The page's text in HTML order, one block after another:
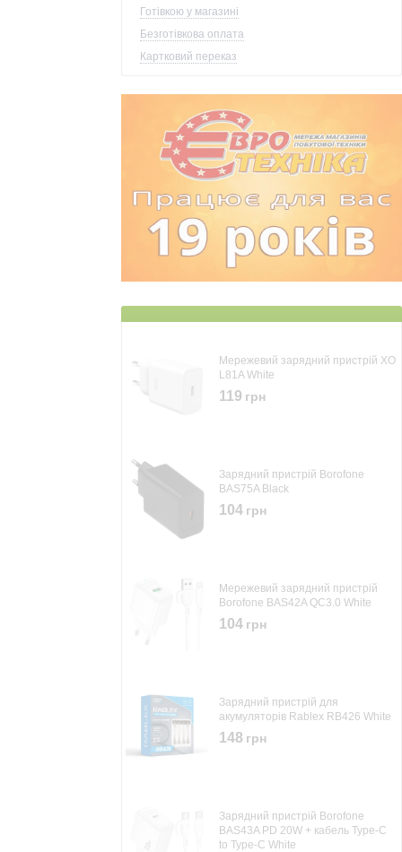
Готівкою у магазині
Безготівкова оплата
Картковий переказ
Мережевий зарядний пристрій XO
L81A White
119 грн
Зарядний пристрій Borofone
BAS75A Black
104 грн
Мережевий зарядний пристрій
Borofone BAS42A QC3.0 White
104 грн
Зарядний пристрій для
акумуляторів Rablex RB426 White
148 грн
Зарядний пристрій Borofone
BAS43A PD 20W + кабель Type-C
to Type-C White